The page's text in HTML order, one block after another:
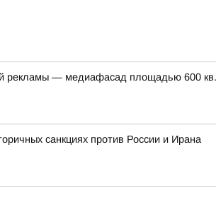
рекламы — медиафасад площадью 600
санкциях против России и Ирана